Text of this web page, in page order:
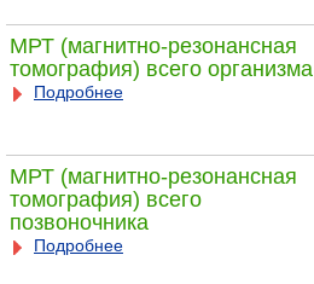
МРТ (магнитно-резонансная
томография) всего организма
Подробнее
МРТ (магнитно-резонансная
томография) всего
позвоночника
Подробнее